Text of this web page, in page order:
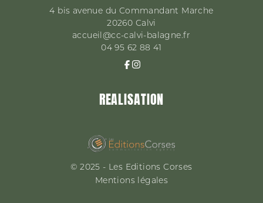
4 bis avenue du Commandant Marche
20260 Calvi
accueil@cc-calvi-balagne.fr
04 95 62 88 41
REALISATION
© 2025 - Les Editions Corses
Mentions légales